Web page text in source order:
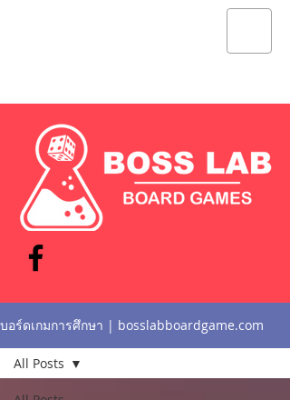
บอร์ดเกมการศึกษา | bosslabboardgame.com
All Posts